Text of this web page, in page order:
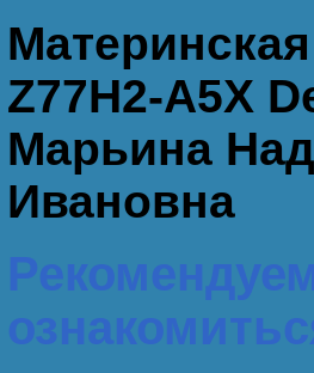
Z77H2-A5X
Марьинa
Ивановна